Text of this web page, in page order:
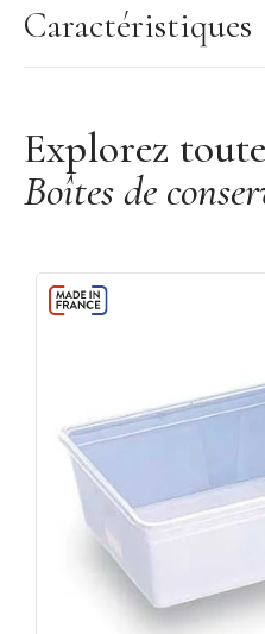
Caractéristiques
Explorez
Boîtes de